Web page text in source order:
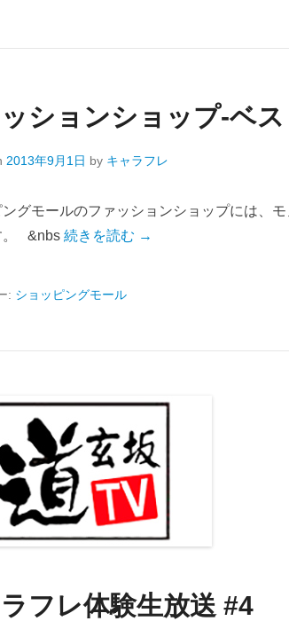
ションショップ-ベ
2013年9月1日 by キャラフレ
ングモールのファッションショップには、
。 &nbs 続きを読む →
: ショッピングモール
フレ体験生放送 #4